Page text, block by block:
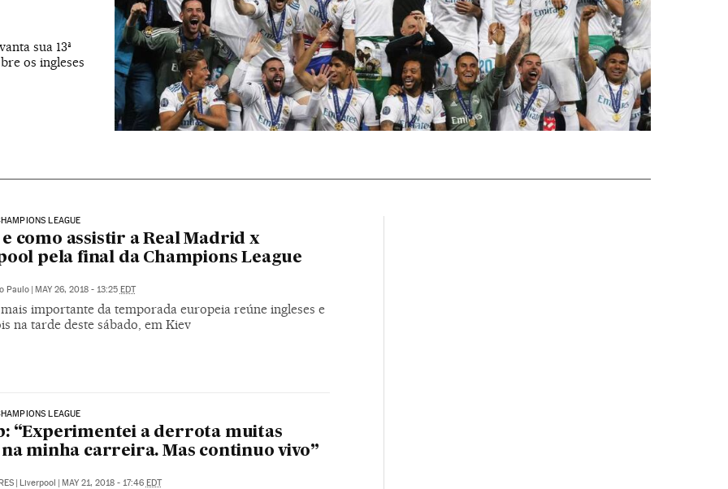
sua 13ª
os ingleses
LEAGUE
como assistir a Real Madrid x
pela final da Champions League
Paulo | MAY 26, 2018 - 13:25 EDT
importante da temporada europeia reúne ingleses e
na tarde deste sábado, em Kiev
LEAGUE
“Experimentei a derrota muitas
na minha carreira. Mas continuo vivo”
Liverpool MAY 21, 2018 - 17:46 EDT